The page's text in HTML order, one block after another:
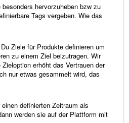
hervorzuheben bzw zu
Tags vergeben. Wie das
Ziele für Produkte definieren um
zu einem Ziel beizutragen. Wir
erhöht das Vertrauen der
nur etwas gesammelt wird, das
definierten Zeitraum als
werden sie auf der Plattform mit